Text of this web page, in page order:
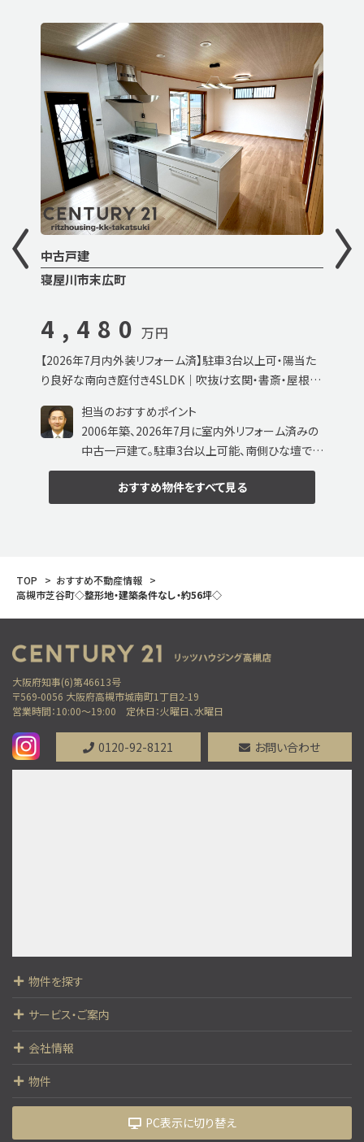
中古戸建
寝屋川市末広町
4,480 万円
【2026年7月内外装リフォーム済】駐車3台以上可・陽当た
り良好な南向き庭付き4SLDK｜吹抜け玄関・書斎・屋根裏
担当のおすすめポイント
2006年築、2026年7月に室内外リフォーム済みの
中古一戸建て。駐車3台以上可能、南側ひな壇で陽
当たり・通風良好。人工芝の南庭やウッドデッキ、吹
抜け玄関、1620サイズ浴室、書斎スペース、屋根
裏収納など、暮らしやすさを追求した充実設備が
おすすめ物件をすべて見る
TOP
おすすめ不動産情報
高槻市芝谷町◇整形地・建築条件なし・約56坪◇
大阪府知事(6)第46613号
〒569-0056 大阪府高槻市城南町1丁目2-19
営業時間：10:00～19:00
定休日：火曜日、水曜日
0120-92-8121 お問い合わせ
物件を探す
サービス・ご案内
会社情報
物件
PC表示に切り替え